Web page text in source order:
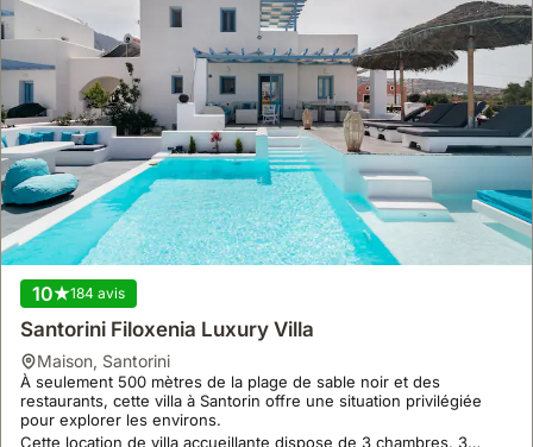
10 184 avis
Santorini Filoxenia Luxury Villa
maison, Santorini
À seulement 500 mètres de la plage de sable noir et des
restaurants, cette villa à Santorin offre une situation privilégiée
pour explorer les environs.
Cette location de villa accueillante dispose de 3 chambres, 3